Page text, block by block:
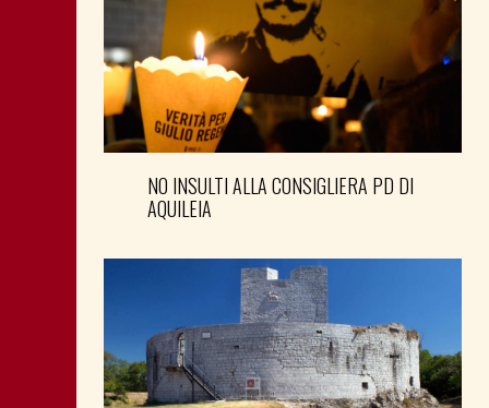
NO INSULTI ALLA CONSIGLIERA PD DI
AQUILEIA